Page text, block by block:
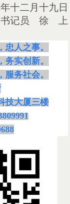
十二月十九日
书记员 徐 上
人之事。
实创新。
务社会。
技大厦三楼